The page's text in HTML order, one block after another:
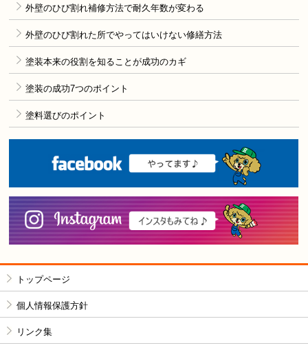
外壁のひび割れ補修方法で耐久年数が変わる
外壁のひび割れた所でやってはいけない修繕方法
塗装本来の役割を知ることが成功のカギ
塗装の成功7つのポイント
塗料選びのポイント
トップページ
個人情報保護方針
リンク集